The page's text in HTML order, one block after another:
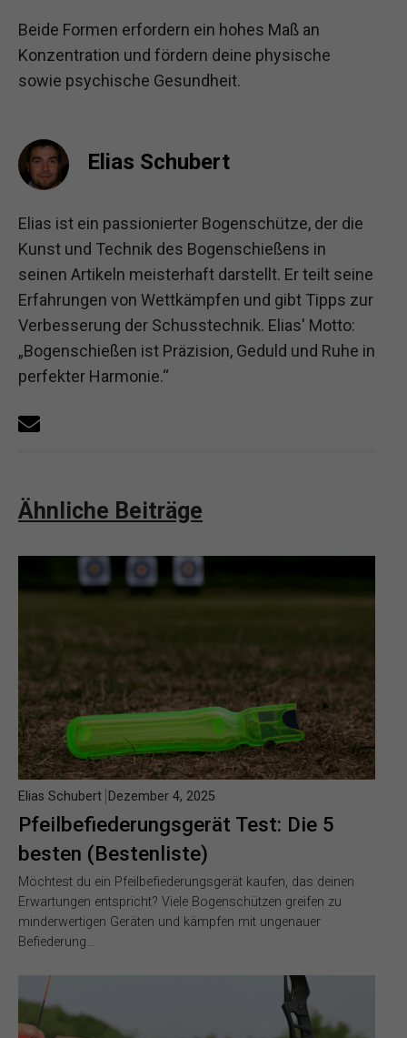
Beide Formen erfordern ein hohes Maß an
Konzentration und fördern deine physische
sowie psychische Gesundheit.
Elias Schubert
Elias ist ein passionierter Bogenschütze, der die
Kunst und Technik des Bogenschießens in
seinen Artikeln meisterhaft darstellt. Er teilt seine
Erfahrungen von Wettkämpfen und gibt Tipps zur
Verbesserung der Schusstechnik. Elias' Motto:
„Bogenschießen ist Präzision, Geduld und Ruhe in
perfekter Harmonie.“
Ähnliche Beiträge
Pfeilbefiederungsgerät Test: Die 5
besten (Bestenliste)
Elias Schubert Dezember 4, 2025
Möchtest du ein Pfeilbefiederungsgerät kaufen, das deinen
Erwartungen entspricht? Viele Bogenschützen greifen zu
minderwertigen Geräten und kämpfen mit ungenauer
Befiederung…